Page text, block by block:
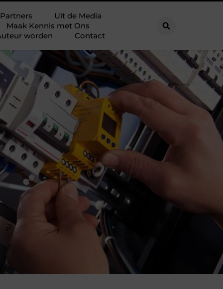
Partners
Uit de Media
Maak Kennis met Ons
worden
Contact